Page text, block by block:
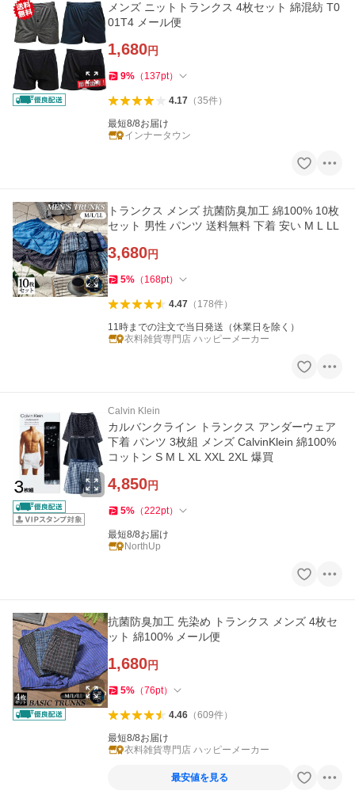
メンズ ニットトランクス 4枚セット 綿混紡 T0
01T4 メール便
1,680円
9% （ 137pt）
4.17（35件）
最短8/8お届け
インナータウン
トランクス メンズ 抗菌防臭加工 綿100% 10枚
セット 男性 パンツ 送料無料 下着 安い M L LL
3,680円
5% （ 168pt）
4.47（ 178件）
11時までの注文で当日発送（休業日を除く）
衣料雑貨専門店 ハッピーメーカー
Calvin Klein
カルバンクライン トランクス アンダーウェア
下着 パンツ 3枚組 メンズ CalvinKlein 綿100%
コットン S M L XL XXL 2XL 爆買
4,850円
5% （222pt）
最短8/8お届け
NorthUp
抗菌防臭加工 先染め トランクス メンズ 4枚セ
ット 綿100% メール便
1,680円
5% （76pt）
4.46（609件）
最短8/8お届け
衣料雑貨専門店 ハッピーメーカー
最安値を見る